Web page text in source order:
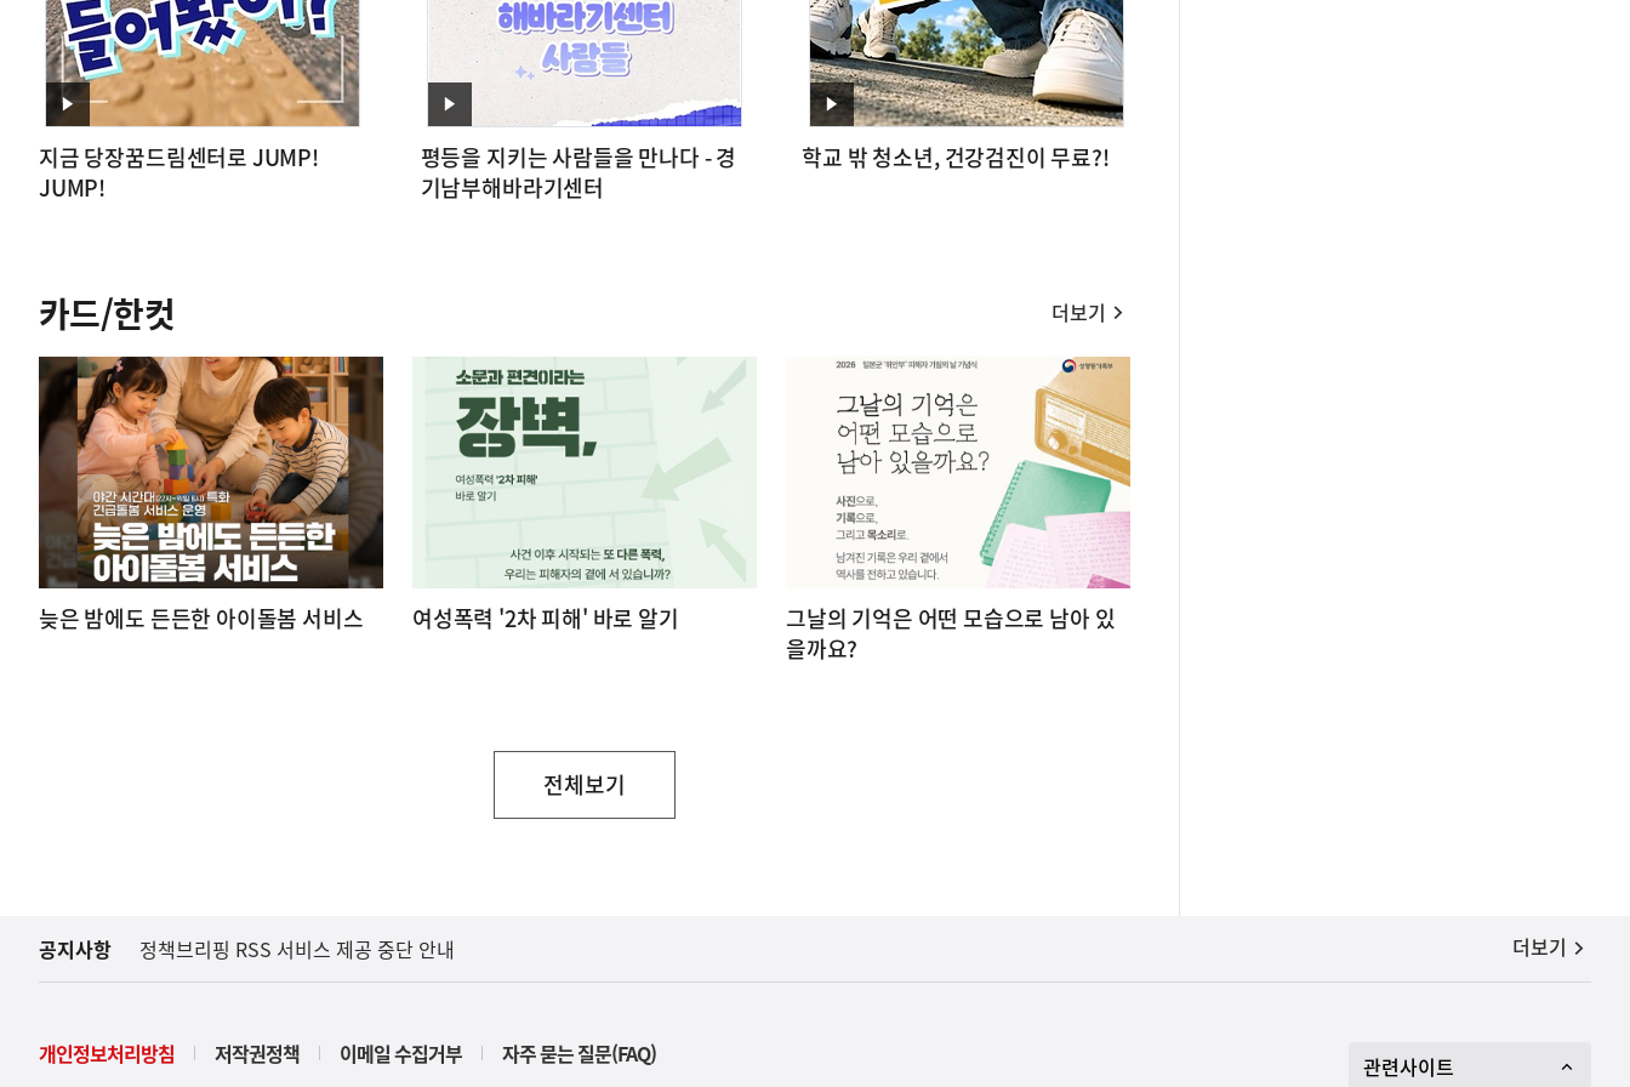
영
상
지금 당장꿈드림센터로 JUMP!
JUMP!
영
상
평등을 지키는 사람들을 만나다 - 경
기남부해바라기센터
영
상
학교 밖 청소년, 건강검진이 무료?!
카드/한컷
늦은 밤에도 든든한 아이돌봄 서비스 여성폭력 '2차 피해' 바로 알기
그날의 기억은 어떤 모습으로 남아 있
을까요?
카
한
컷
더보기
부
처
전체보기
공지사항 정책브리핑 RSS 서비스 제공 중단 안내 공지사항
더보기
개인정보처리방침 저작권정책 이메일 수집거부 자주 묻는 질문(FAQ) 관련사이트